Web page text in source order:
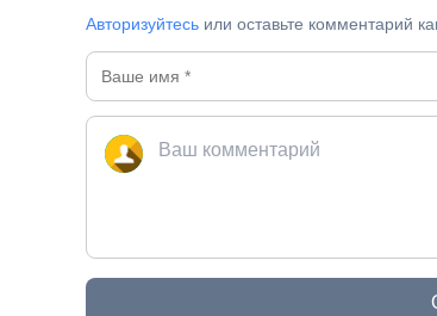
Авторизуйтесь или оставьте комментарий